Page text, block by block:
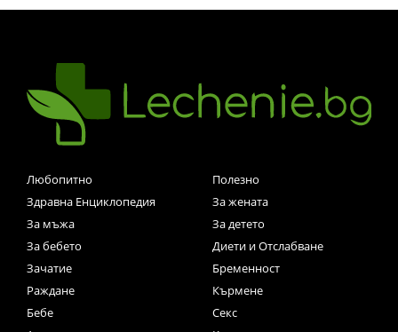
Любопитно
Полезно
Здравна Енциклопедия
За жената
За мъжа
За детето
За бебето
Диети и Отслабване
Зачатие
Бременност
Раждане
Кърмене
Бебе
Секс